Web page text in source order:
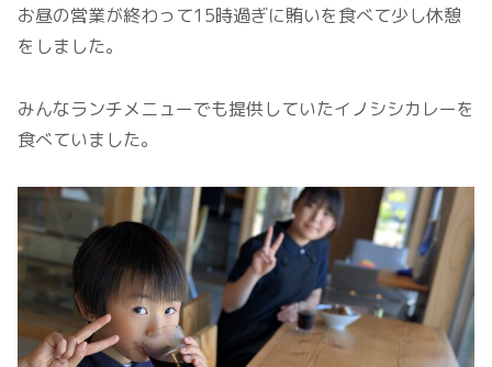
お昼の営業が終わって15時過ぎに賄いを食べて少し休憩
をしました。
みんなランチメニューでも提供していたイノシシカレーを
食べていました。